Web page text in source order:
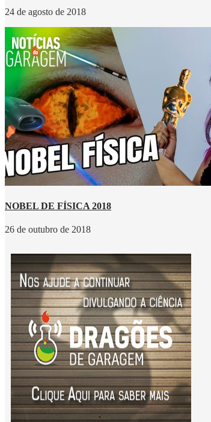
24 de agosto de 2018
NOBEL DE FÍSICA 2018
26 de outubro de 2018